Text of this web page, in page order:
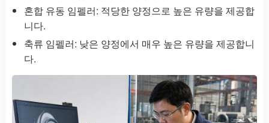
혼합 유동 임펠러: 적당한 양정으로 높은 유량을 제공합
니다.
축류 임펠러: 낮은 양정에서 매우 높은 유량을 제공합니
다.